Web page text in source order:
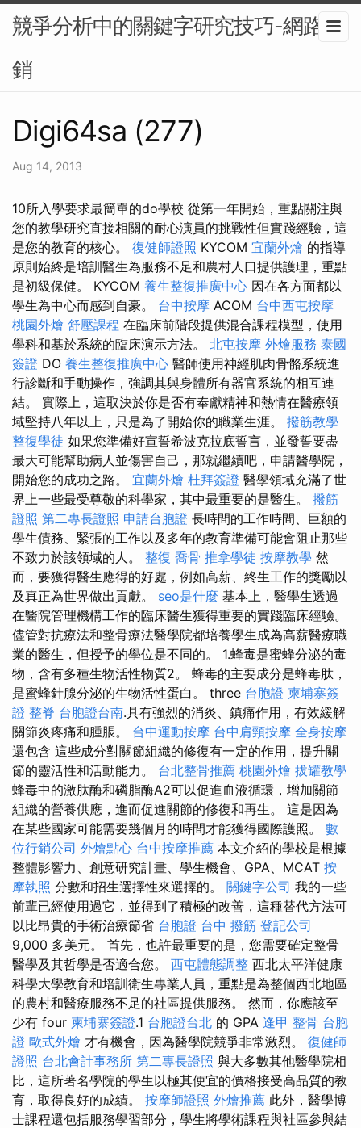
競爭分析中的關鍵字研究技巧-網路行
銷
Digi64sa (277)
Aug 14, 2013
10所入學要求最簡單的do學校 從第一年開始，重點關注與
您的教學研究直接相關的耐心演員的挑戰性但實踐經驗，這
是您的教育的核心。 復健師證照 KYCOM 宜蘭外燴 的指導
原則始終是培訓醫生為服務不足和農村人口提供護理，重點
是初級保健。 KYCOM 養生整復推廣中心 因在各方面都以
學生為中心而感到自豪。 台中按摩 ACOM 台中西屯按摩
桃園外燴 舒壓課程 在臨床前階段提供混合課程模型，使用
學科和基於系統的臨床演示方法。 北屯按摩 外燴服務 泰國
簽證 DO 養生整復推廣中心 醫師使用神經肌肉骨骼系統進
行診斷和手動操作，強調其與身體所有器官系統的相互連
結。 實際上，這取決於你是否有奉獻精神和熱情在醫療領
域堅持八年以上，只是為了開始你的職業生涯。 撥筋教學
整復學徒 如果您準備好宣誓希波克拉底誓言，並發誓要盡
最大可能幫助病人並傷害自己，那就繼續吧，申請醫學院，
開始您的成功之路。 宜蘭外燴 杜拜簽證 醫學領域充滿了世
界上一些最受尊敬的科學家，其中最重要的是醫生。 撥筋
證照 第二專長證照 申請台胞證 長時間的工作時間、巨額的
學生債務、緊張的工作以及多年的教育準備可能會阻止那些
不致力於該領域的人。 整復 喬骨 推拿學徒 按摩教學 然
而，要獲得醫生應得的好處，例如高薪、終生工作的獎勵以
及真正為世界做出貢獻。 seo是什麼 基本上，醫學生透過
在醫院管理機構工作的臨床醫生獲得重要的實踐臨床經驗。
儘管對抗療法和整骨療法醫學院都培養學生成為高薪醫療職
業的醫生，但授予的學位是不同的。 1.蜂毒是蜜蜂分泌的毒
物，含有多種生物活性物質2。 蜂毒的主要成分是蜂毒肽，
是蜜蜂針腺分泌的生物活性蛋白。 three 台胞證 柬埔寨簽
證 整脊 台胞證台南.具有強烈的消炎、鎮痛作用，有效緩解
關節炎疼痛和腫脹。 台中運動按摩 台中肩頸按摩 全身按摩
還包含 這些成分對關節組織的修復有一定的作用，提升關
節的靈活性和活動能力。 台北整骨推薦 桃園外燴 拔罐教學
蜂毒中的激肽酶和磷脂酶A2可以促進血液循環，增加關節
組織的營養供應，進而促進關節的修復和再生。 這是因為
在某些國家可能需要幾個月的時間才能獲得國際護照。 數
位行銷公司 外燴點心 台中按摩推薦 本文介紹的學校是根據
整體影響力、創意研究計畫、學生機會、GPA、MCAT 按
摩執照 分數和招生選擇性來選擇的。 關鍵字公司 我的一些
前輩已經使用過它，並得到了積極的改善，這種替代方法可
以比昂貴的手術治療節省 台胞證 台中 撥筋 登記公司
9,000 多美元。 首先，也許最重要的是，您需要確定整骨
醫學及其哲學是否適合您。 西屯體態調整 西北太平洋健康
科學大學教育和培訓衛生專業人員，重點是為整個西北地區
的農村和醫療服務不足的社區提供服務。 然而，你應該至
少有 four 柬埔寨簽證.1 台胞證台北 的 GPA 逢甲 整骨 台胞
證 歐式外燴 才有機會，因為醫學院競爭非常激烈。 復健師
證照 台北會計事務所 第二專長證照 與大多數其他醫學院相
比，這所著名學院的學生以極其便宜的價格接受高品質的教
育，取得良好的成績。 按摩師證照 外燴推薦 此外，醫學博
士課程還包括服務學習部分，學生將學術課程與社區參與結